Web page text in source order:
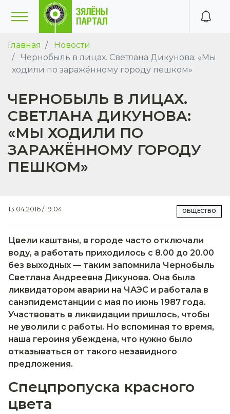
Главная
Новости
Чернобыль в лицах. Светлана Дикунова: «Мы
ходили по заражённому городу пешком»
ЧЕРНОБЫЛЬ В ЛИЦАХ.
СВЕТЛАНА ДИКУНОВА:
«МЫ ХОДИЛИ ПО
ЗАРАЖЁННОМУ ГОРОДУ
ПЕШКОМ»
13.04.2016 / 19:04 ОБЩЕСТВО
Цвели каштаны, в городе часто отключали
воду, а работать приходилось с 8.00 до 20.00
без выходных — таким запомнила Чернобыль
Светлана Андреевна Дикунова. Она была
ликвидатором аварии на ЧАЭС и работала в
санэпидемстанции с мая по июнь 1987 года.
Участвовать в ликвидации пришлось, чтобы
не уволили с работы. Но вспоминая то время,
наша героиня убеждена, что нужно было
отказываться от такого незавидного
предложения.
Спецпропуска красного
цвета